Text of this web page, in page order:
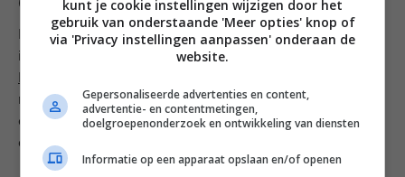
De gegrilde groenten mogen natuurlijk niet ontbreken
in dit lijstje met vegetarische barbecue bijgerechten.
maak ik de groenten af met een flinke scheut olijfolie
extra vergine, zeezout flakes en verse kruiden zoals
oregeno en tijm.
kunt je cookie instellingen wijzigen door het
gebruik van onderstaande 'Meer opties' knop of
via 'Privacy instellingen aanpassen' onderaan de
website.
Gepersonaliseerde advertenties en content,
advertentie- en contentmetingen,
doelgroepenonderzoek en ontwikkeling van diensten
Informatie op een apparaat opslaan en/of openen